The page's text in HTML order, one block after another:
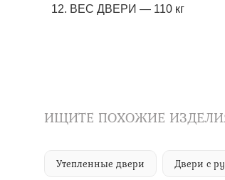
ВЕС ДВЕРИ — 110 кг
ИЩИТЕ ПОХОЖИЕ
Утепленные двери Двери с